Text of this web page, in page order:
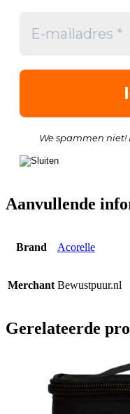
We spammen niet!
Aanvullende
Brand Acorelle
Merchant Bewustpuur.nl
Gerelateerde